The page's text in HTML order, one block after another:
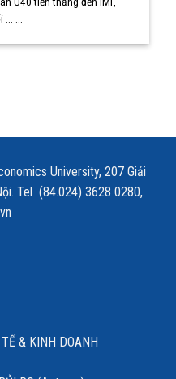
...
University, 207 Giải
Tel (84.024) 3628 0280,
& KINH DOANH